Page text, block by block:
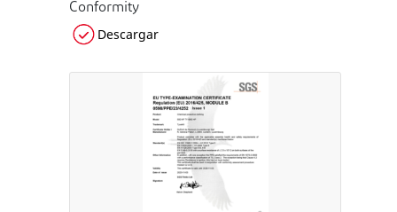
Conformity
Descargar